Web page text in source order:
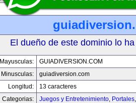
El dueño de este dominio lo
Mayusculas:
GUIADIVERSION.COM
Minusculas:
guiadiversion.com
Longitud:
13 caracteres
Categorias:
Juegos y Entretenimiento, Portales